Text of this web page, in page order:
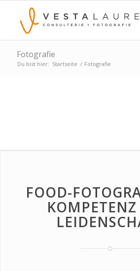
Fotografie
Du bist hier: Startseite / Fotografie
FOOD-